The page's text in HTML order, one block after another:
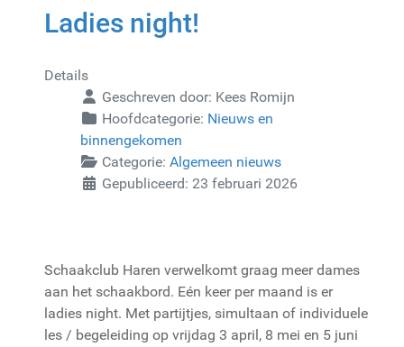
Ladies night!
Details
Geschreven door: Kees Romijn
Hoofdcategorie: Nieuws en
binnengekomen
Categorie: Algemeen nieuws
Gepubliceerd: 23 februari 2026
Schaakclub Haren verwelkomt graag meer dames
aan het schaakbord. Eén keer per maand is er
ladies night. Met partijtjes, simultaan of individuele
les / begeleiding op vrijdag 3 april, 8 mei en 5 juni